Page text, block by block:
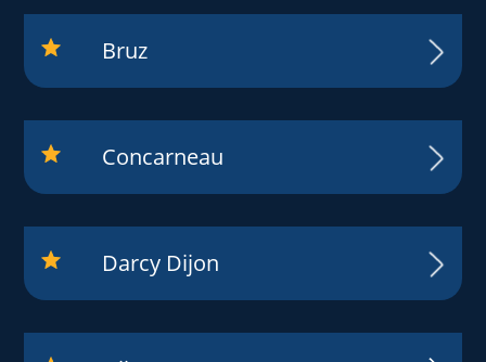
Bruz
Concarneau
Darcy Dijon